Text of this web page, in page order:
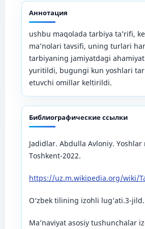
Аннотация
ushbu maqolada tarbiya ta’rifi,
ma’nolari tavsifi, uning turlari
tarbiyaning jamiyatdagi
yuritildi, bugungi kun yoshlari
etuvchi omillar keltirildi.
Библиографические ссылки
Jadidlar. Abdulla Avloniy.
Toshkent-2022.
https://uz.m.wikipedia.org/wiki/
O‘zbek tilining izohli lug‘ati.3-jild.
Ma’naviyat asosiy tushunchalar